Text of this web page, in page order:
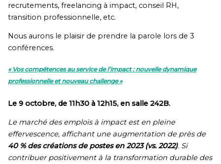
recrutements, freelancing à impact, conseil RH,
transition professionnelle, etc.
Nous aurons le plaisir de prendre la parole lors de 3
conférences.
« Vos compétences au service de l’impact : nouvelle dynamique
professionnelle et nouveau challenge »
Le 9 octobre, de 11h30 à 12h15, en salle 242B.
Le marché des emplois à impact est en pleine
effervescence, affichant une augmentation de près de
40 % des créations de postes en 2023 (vs. 2022). Si
contribuer positivement à la transformation durable des